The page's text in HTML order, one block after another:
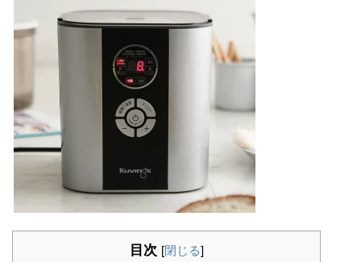
目次 [閉じる]